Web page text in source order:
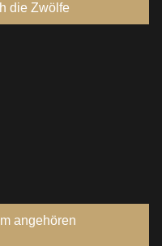
sich die Zwölfe
angehören